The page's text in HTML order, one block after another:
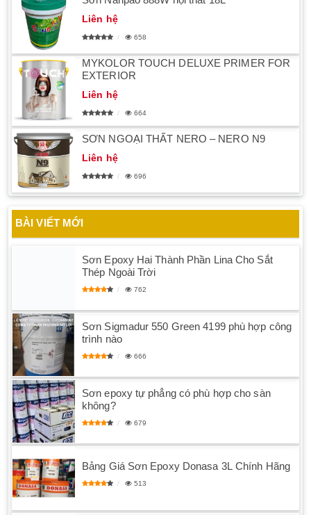
Liên hệ
658
MYKOLOR TOUCH DELUXE PRIMER FOR
EXTERIOR
Liên hệ
664
SƠN NGOẠI THẤT NERO – NERO N9
Liên hệ
696
BÀI VIẾT MỚI
Sơn Epoxy Hai Thành Phần Lina Cho Sắt
Thép Ngoài Trời
762
Sơn Sigmadur 550 Green 4199 phù hợp công
trình nào
666
Sơn epoxy tự phẳng có phù hợp cho sàn
không?
679
Bảng Giá Sơn Epoxy Donasa 3L Chính Hãng
513